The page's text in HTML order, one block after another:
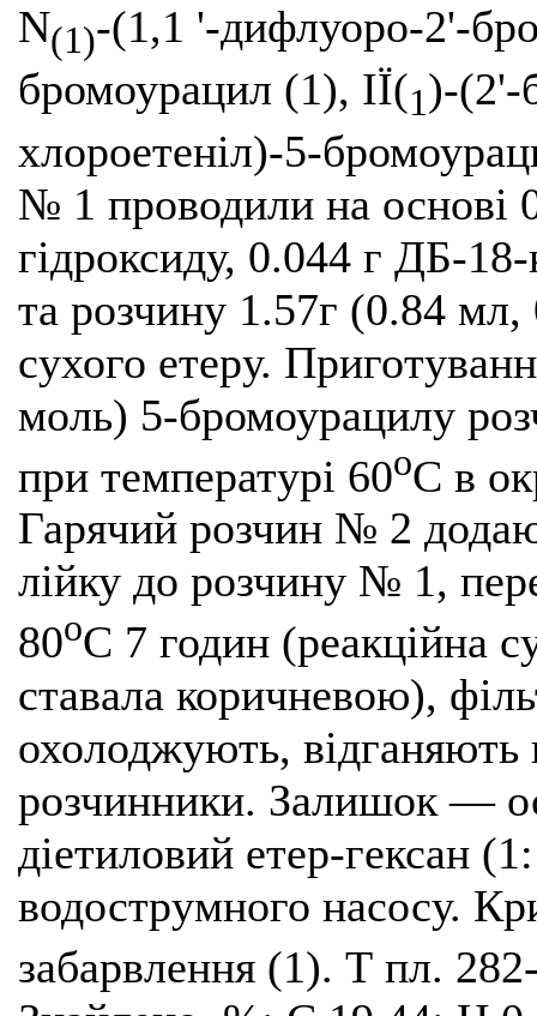
N(1)-(1,1 '-дифлуоро-2'-
бромоурацил (1), ІЇ(1)-(2'-
хлороетеніл)-5-
№ 1 проводили на основі
гідроксиду, 0.044 г ДБ-
та розчину 1.57г (0.84
сухого етеру.
моль) 5-бромоурацилу
при температурі 60оС в
Гарячий розчин № 2
лійку до розчину № 1,
80оС 7 годин (реакційна
ставала коричневою),
охолоджують,
розчинники. Залишок —
діетиловий етер-гексан
водострумного насосу.
забарвлення (1). Т пл.